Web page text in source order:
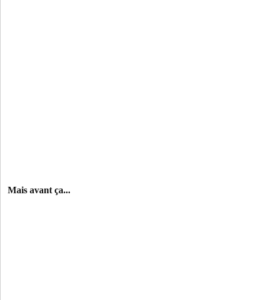
Mais avant ça...